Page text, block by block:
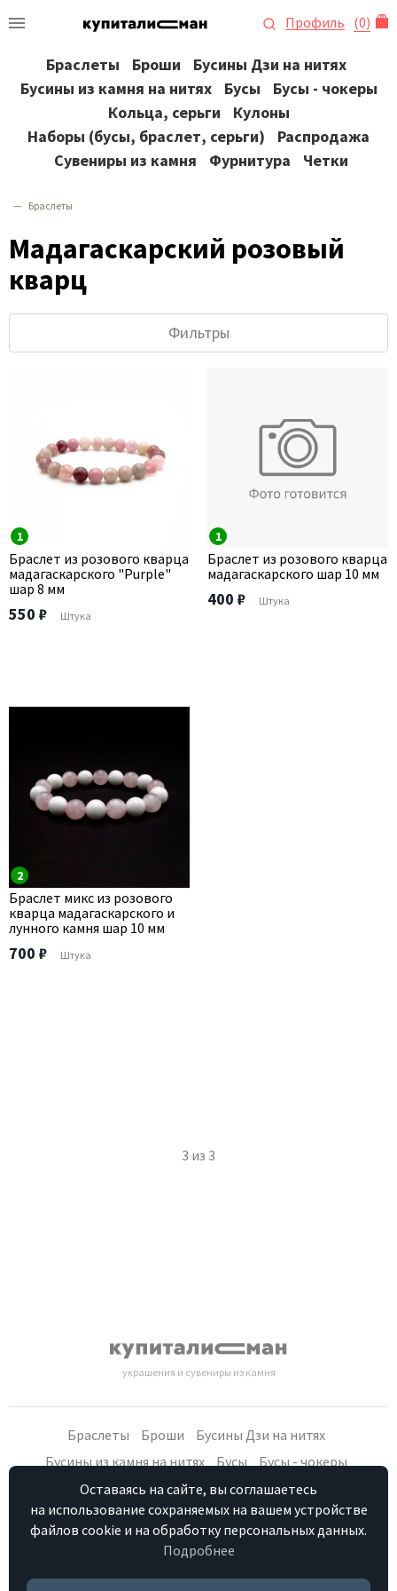
Профиль (0)
Браслеты Броши
Бусины Дзи на нитях
Бусины из камня на нитях
Бусы
Бусы - чокеры
Кольца, серьги
Кулоны
Наборы (бусы, браслет, серьги)
Распродажа
Сувениры из камня
Фурнитура Четки
Браслеты
Мадагаскарский розовый
кварц
Фильтры
1
Браслет из розового кварца
мадагаскарского "Purple"
шар 8 мм
550 ₽ Штука
1
Браслет из розового кварца
мадагаскарского шар 10 мм
400 ₽ Штука
2
Браслет микс из розового
кварца мадагаскарского и
лунного камня шар 10 мм
700 ₽ Штука
3 из 3
украшения и сувениры из камня
Браслеты Броши
Бусины Дзи на нитях
Бусины из камня на нитях
Бусы
Бусы - чокеры
Кольца, серьги
Кулоны
Наборы (бусы, браслет, серьги)
Распродажа
Сувениры из камня Фурнитура Четки
Контакты Как купить
Оставаясь на сайте, вы соглашаетесь
на использование сохраняемых на вашем устройстве
файлов cookie и на обработку персональных данных.
Подробнее